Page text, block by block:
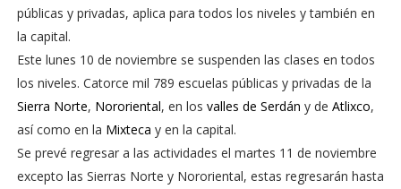
públicas y privadas, aplica para todos los niveles y también en
la capital.
Este lunes 10 de noviembre se suspenden las clases en todos
los niveles. Catorce mil 789 escuelas públicas y privadas de la
Sierra Norte, Nororiental, en los valles de Serdán y de Atlixco,
así como en la Mixteca y en la capital.
Se prevé regresar a las actividades el martes 11 de noviembre
excepto las Sierras Norte y Nororiental, estas regresarán hasta